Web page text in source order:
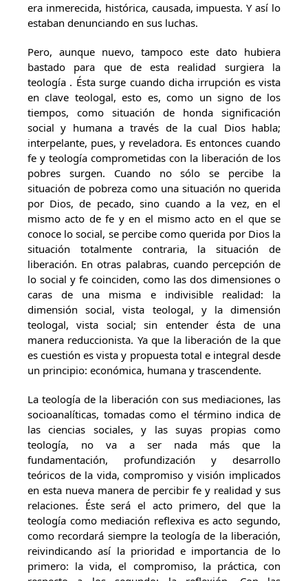
era inmerecida, histórica, causada, impuesta. Y así lo
estaban denunciando en sus luchas.
Pero, aunque nuevo, tampoco este dato hubiera
bastado para que de esta realidad surgiera la
teología . Ésta surge cuando dicha irrupción es vista
en clave teologal, esto es, como un signo de los
tiempos, como situación de honda significación
social y humana a través de la cual Dios habla;
interpelante, pues, y reveladora. Es entonces cuando
fe y teología comprometidas con la liberación de los
pobres surgen. Cuando no sólo se percibe la
situación de pobreza como una situación no querida
por Dios, de pecado, sino cuando a la vez, en el
mismo acto de fe y en el mismo acto en el que se
conoce lo social, se percibe como querida por Dios la
situación totalmente contraria, la situación de
liberación. En otras palabras, cuando percepción de
lo social y fe coinciden, como las dos dimensiones o
caras de una misma e indivisible realidad: la
dimensión social, vista teologal, y la dimensión
teologal, vista social; sin entender ésta de una
manera reduccionista. Ya que la liberación de la que
es cuestión es vista y propuesta total e integral desde
un principio: económica, humana y trascendente.
La teología de la liberación con sus mediaciones, las
socioanalíticas, tomadas como el término indica de
las ciencias sociales, y las suyas propias como
teología, no va a ser nada más que la
fundamentación, profundización y desarrollo
teóricos de la vida, compromiso y visión implicados
en esta nueva manera de percibir fe y realidad y sus
relaciones. Éste será el acto primero, del que la
teología como mediación reflexiva es acto segundo,
como recordará siempre la teología de la liberación,
reivindicando así la prioridad e importancia de lo
primero: la vida, el compromiso, la práctica, con